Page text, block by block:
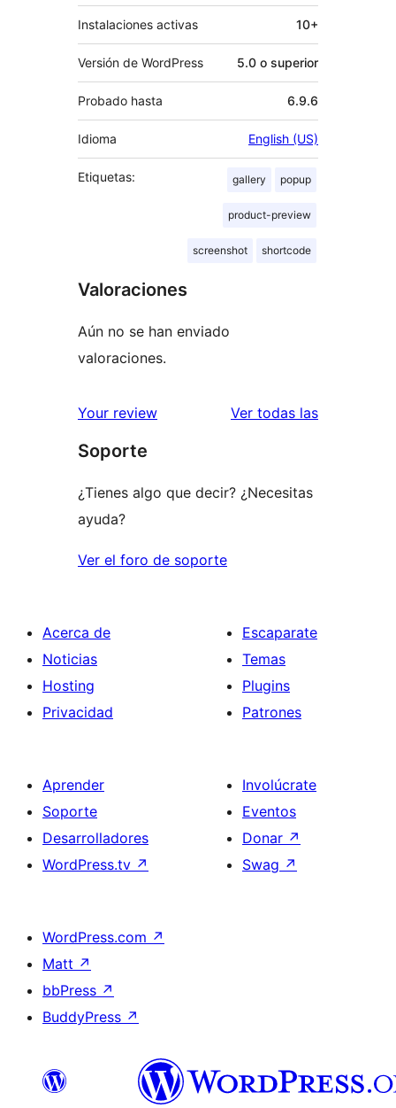
Instalaciones activas 10+
Versión de WordPress 5.0 o superior
Probado hasta 6.9.6
Idioma English (US)
Etiquetas: gallery popup
product-preview
screenshot shortcode
Valoraciones
Aún no se han enviado
valoraciones.
Your review Ver todas las
Soporte
¿Tienes algo que decir? ¿Necesitas
ayuda?
Ver el foro de soporte
Acerca de
Noticias
Hosting
Privacidad
Escaparate
Temas
Plugins
Patrones
Aprender
Soporte
Desarrolladores
WordPress.tv ↗
Involúcrate
Eventos
Donar ↗
Swag ↗
WordPress.com ↗
Matt ↗
bbPress ↗
BuddyPress ↗